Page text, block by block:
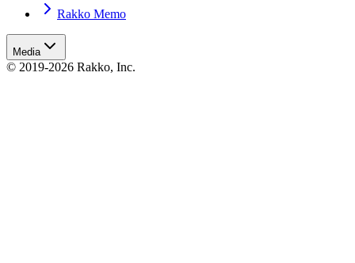
Rakko Memo
Media
© 2019-2026 Rakko, Inc.